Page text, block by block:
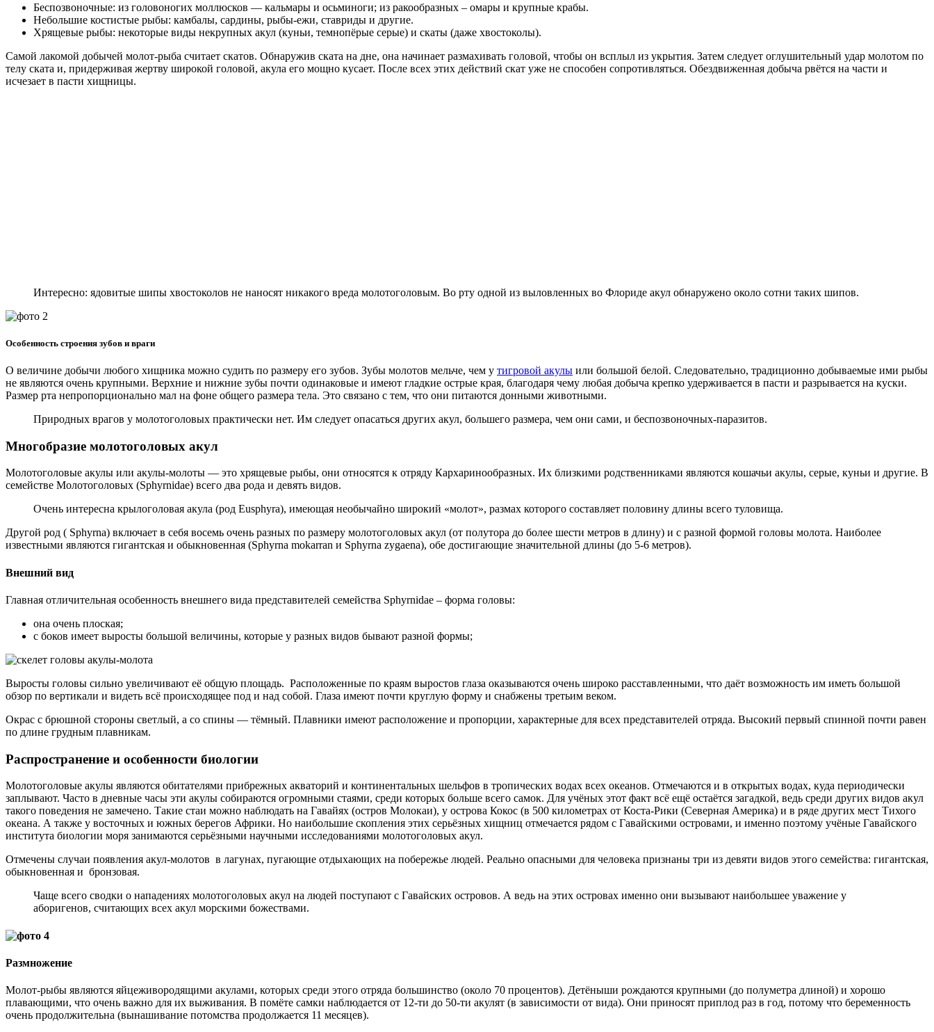
Беспозвоночные: из головоногих моллюсков — кальмары и осьминоги; из ракообразных – омары и крупные крабы.
Небольшие костистые рыбы: камбалы, сардины, рыбы-ежи, ставриды и другие.
Хрящевые рыбы: некоторые виды некрупных акул (куньи, темнопёрые серые) и скаты (даже хвостоколы).
Самой лакомой добычей молот-рыба считает скатов. Обнаружив ската на дне, она начинает размахивать головой, чтобы он всплыл из укрытия. Затем следует оглушительный удар молотом по
телу ската и, придерживая жертву широкой головой, акула его мощно кусает. После всех этих действий скат уже не способен сопротивляться. Обездвиженная добыча рвётся на части и
исчезает в пасти хищницы.
Интересно: ядовитые шипы хвостоколов не наносят никакого вреда молотоголовым. Во рту одной из выловленных во Флориде акул обнаружено около сотни таких шипов.
Особенность строения зубов и враги
О величине добычи любого хищника можно судить по размеру его зубов. Зубы молотов мельче, чем у тигровой акулы или большой белой. Следовательно, традиционно добываемые ими рыбы
не являются очень крупными. Верхние и нижние зубы почти одинаковые и имеют гладкие острые края, благодаря чему любая добыча крепко удерживается в пасти и разрывается на куски.
Размер рта непропорционально мал на фоне общего размера тела. Это связано с тем, что они питаются донными животными.
Природных врагов у молотоголовых практически нет. Им следует опасаться других акул, большего размера, чем они сами, и беспозвоночных-паразитов.
Многобразие молотоголовых акул
Молотоголовые акулы или акулы-молоты — это хрящевые рыбы, они относятся к отряду Кархаринообразных. Их близкими родственниками являются кошачьи акулы, серые, куньи и другие. В
семействе Молотоголовых (Sphyrnidae) всего два рода и девять видов.
Очень интересна крылоголовая акула (род Eusphyra), имеющая необычайно широкий «молот», размах которого составляет половину длины всего туловища.
Другой род ( Sphyrna) включает в себя восемь очень разных по размеру молотоголовых акул (от полутора до более шести метров в длину) и с разной формой головы молота. Наиболее
известными являются гигантская и обыкновенная (Sphyrna mokarran и Sphyrna zygaena), обе достигающие значительной длины (до 5-6 метров).
Внешний вид
Главная отличительная особенность внешнего вида представителей семейства Sphyrnidae – форма головы:
она очень плоская;
с боков имеет выросты большой величины, которые у разных видов бывают разной формы;
Выросты головы сильно увеличивают её общую площадь. Расположенные по краям выростов глаза оказываются очень широко расставленными, что даёт возможность им иметь большой
обзор по вертикали и видеть всё происходящее под и над собой. Глаза имеют почти круглую форму и снабжены третьим веком.
Окрас с брюшной стороны светлый, а со спины — тёмный. Плавники имеют расположение и пропорции, характерные для всех представителей отряда. Высокий первый спинной почти равен
по длине грудным плавникам.
Распространение и особенности биологии
Молотоголовые акулы являются обитателями прибрежных акваторий и континентальных шельфов в тропических водах всех океанов. Отмечаются и в открытых водах, куда периодически
заплывают. Часто в дневные часы эти акулы собираются огромными стаями, среди которых больше всего самок. Для учёных этот факт всё ещё остаётся загадкой, ведь среди других видов акул
такого поведения не замечено. Такие стаи можно наблюдать на Гавайях (остров Молокаи), у острова Кокос (в 500 километрах от Коста-Рики (Северная Америка) и в ряде других мест Тихого
океана. А также у восточных и южных берегов Африки. Но наибольшие скопления этих серьёзных хищниц отмечается рядом с Гавайскими островами, и именно поэтому учёные Гавайского
института биологии моря занимаются серьёзными научными исследованиями молотоголовых акул.
Отмечены случаи появления акул-молотов в лагунах, пугающие отдыхающих на побережье людей. Реально опасными для человека признаны три из девяти видов этого семейства: гигантская,
обыкновенная и бронзовая.
Чаще всего сводки о нападениях молотоголовых акул на людей поступают с Гавайских островов. А ведь на этих островах именно они вызывают наибольшее уважение у
аборигенов, считающих всех акул морскими божествами.
Размножение
Молот-рыбы являются яйцеживородящими акулами, которых среди этого отряда большинство (около 70 процентов). Детёныши рождаются крупными (до полуметра длиной) и хорошо
плавающими, что очень важно для их выживания. В помёте самки наблюдается от 12-ти до 50-ти акулят (в зависимости от вида). Они приносят приплод раз в год, потому что беременность
очень продолжительна (вынашивание потомства продолжается 11 месяцев).